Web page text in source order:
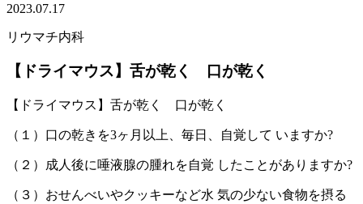
2023.07.17
リウマチ内科
【ドライマウス】舌が乾く 口が乾く
【ドライマウス】舌が乾く 口が乾く
（１）口の乾きを3ヶ月以上、毎日、自覚して いますか?
（２）成人後に唾液腺の腫れを自覚 したことがありますか?
（３）おせんべいやクッキーなど水 気の少ない食物を摂る